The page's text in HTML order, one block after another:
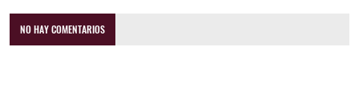
NO HAY COMENTARIOS